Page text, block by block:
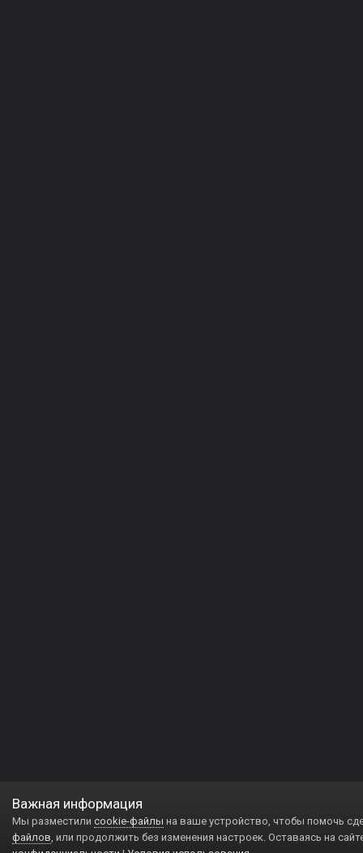
Важная информация
Мы разместили cookie-файлы на ваше устройство, чтобы помочь
файлов, или продолжить без изменения настроек. Оставаясь на